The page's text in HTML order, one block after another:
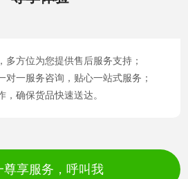
多方位为您提供售后服务支持；
对一服务咨询，贴心一站式服务；
确保货品快速送达。
尊享服务，呼叫我